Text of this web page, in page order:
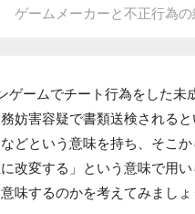
ームメーカーと不正行為の
ゲームでチート行為をした未
妨害容疑で書類送検される
などという意味を持ち、そこ
改変する」という意味で用
味するのかを考えてみましょ